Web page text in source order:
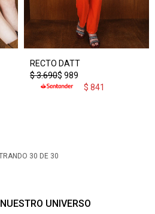
RECTO DATT
$ 989
$3.690
$ 841
30 DE 30
UNIVERSO